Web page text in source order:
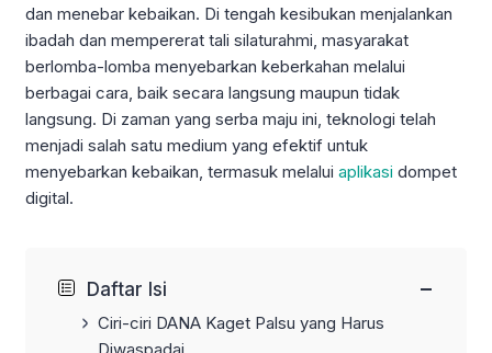
dan menebar kebaikan. Di tengah kesibukan menjalankan
ibadah dan mempererat tali silaturahmi, masyarakat
berlomba-lomba menyebarkan keberkahan melalui
berbagai cara, baik secara langsung maupun tidak
langsung. Di zaman yang serba maju ini, teknologi telah
menjadi salah satu medium yang efektif untuk
menyebarkan kebaikan, termasuk melalui aplikasi dompet
digital.
Daftar Isi −
Ciri-ciri DANA Kaget Palsu yang Harus